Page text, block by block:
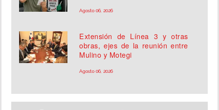
Agosto 06, 2026
Extensión de Línea 3 y otras
obras, ejes de la reunión entre
Mulino y Motegi
Agosto 06, 2026